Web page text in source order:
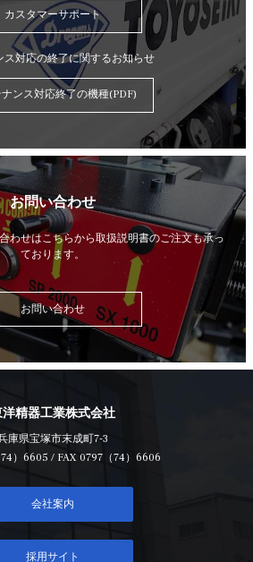
カスタマーサポート
ス対応の終了に関するお知らせ
ンス対応終了の機種(PDF)
お問い合わせ
わせはこちらから取扱説明書のご注文も承っ
ております。
お問い合わせ
精器工業株式会社
庫県宝塚市末成町7-3
）6605 / FAX 0797（74）6606
会社案内
採用サイト